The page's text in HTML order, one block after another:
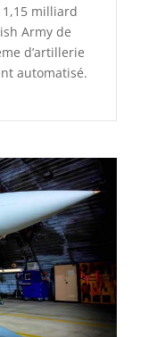
milliard
Army de
d’artillerie
automatisé.